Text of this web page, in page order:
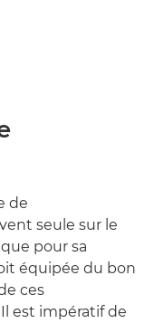
de
seule sur le
pour sa
équipée du bon
ces
est impératif de